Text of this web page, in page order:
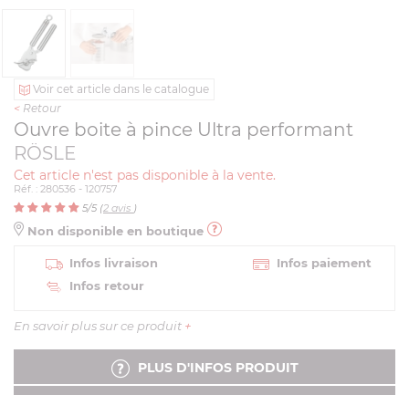
Voir cet article dans le catalogue
< Retour
Ouvre boite à pince Ultra performant
RÖSLE
Cet article n'est pas disponible à la vente.
Réf. : 280536 - 120757
5/5 (2 avis )
Non disponible en boutique
Infos livraison
Infos paiement
Infos retour
En savoir plus sur ce produit +
PLUS D'INFOS PRODUIT